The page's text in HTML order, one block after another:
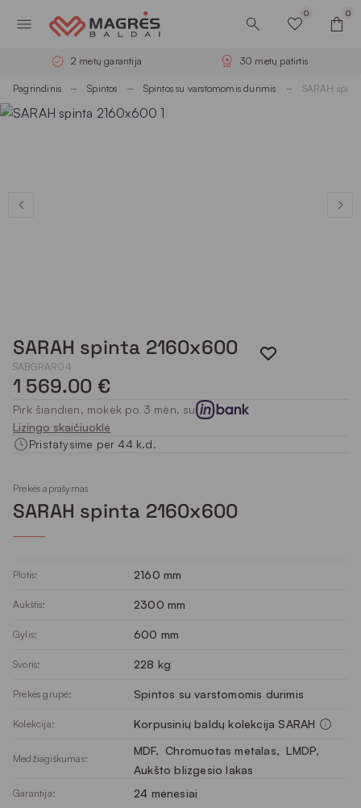
0 0
2 metų garantija 30 metų patirtis
Pagrindinis Spintos Spintos su varstomomis durimis SARAH
SARAH spinta 2160x600
SABGRAR04
1 569.00 €
Pirk šiandien, mokėk po 3 mėn. su
Lizingo skaičiuoklė
Pristatysime per 44 k.d.
Prekės aprašymas
SARAH spinta 2160x600
Plotis: 2160 mm
Aukštis: 2300 mm
Gylis: 600 mm
Svoris: 228 kg
Prekės grupė: Spintos su varstomomis durimis
Kolekcija: Korpusinių baldų kolekcija SARAH
Medžiagiškumas:
MDF, Chromuotas metalas, LMDP,
Aukšto blizgesio lakas
Garantija: 24 mėnesiai